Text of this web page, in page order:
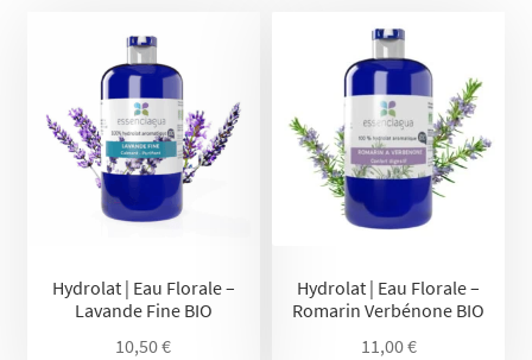
Hydrolat | Eau Florale –
Lavande Fine BIO
10,50€
Hydrolat | Eau Florale –
Romarin Verbénone BIO
11,00€